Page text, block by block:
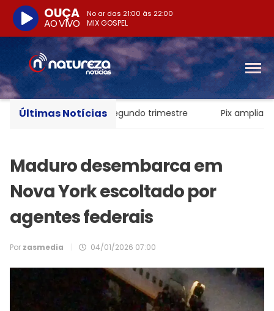
No ar das 21:00 às 22:00
MIX GOSPEL
OUÇA
AO VIVO
Últimas Notícias
de R$ 52,4 bi no segundo trimestre Pix amplia
Maduro desembarca em
Nova York escoltado por
agentes federais
Por zasmedia 04/01/2026 07:00